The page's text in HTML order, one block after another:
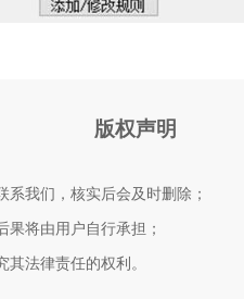
版权声明
我们，核实后会及时删除；
将由用户自行承担；
法律责任的权利。